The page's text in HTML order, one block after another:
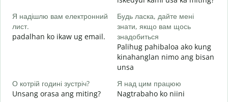
Я надішлю вам електронний
лист.
padalhan ko ikaw ug email.
Будь ласка, дайте мені
знати, якщо вам щось
знадобиться
Palihug pahibaloa ako kung
kinahanglan nimo ang bisan
unsa
О котрій годині зустріч?
Unsang orasa ang miting?
Я над цим працюю
Nagtrabaho ko niini